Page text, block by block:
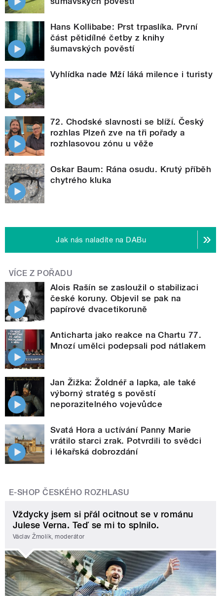
Hans Kollibabe: Prst trpaslíka. První
část pětidílné četby z knihy
šumavských pověstí
Vyhlídka nade Mží láká milence i turisty
72. Chodské slavnosti se blíží. Český
rozhlas Plzeň zve na tři pořady a
rozhlasovou zónu u věže
Oskar Baum: Rána osudu. Krutý příběh
chytrého kluka
Jak nás naladíte na DABu
VÍCE Z POŘADU
Alois Rašín se zasloužil o stabilizaci
české koruny. Objevil se pak na
papírové dvacetikoruně
Anticharta jako reakce na Chartu 77.
Mnozí umělci podepsali pod nátlakem
Jan Žižka: Žoldnéř a lapka, ale také
výborný stratég s pověstí
neporazitelného vojevůdce
Svatá Hora a uctívání Panny Marie
vrátilo starci zrak. Potvrdili to svědci
i lékařská dobrozdání
E-SHOP ČESKÉHO ROZHLASU
Vždycky jsem si přál ocitnout se v románu
Julese Verna. Teď se mi to splnilo.
Václav Žmolík, moderátor